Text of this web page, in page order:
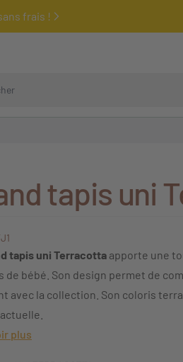
frais !
tapis uni
tapis uni Terracotta apporte une
de bébé. Son design permet de
avec la collection. Son coloris
plus